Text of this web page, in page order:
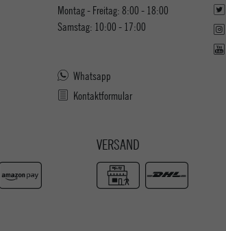
Montag - Freitag: 8:00 - 18:00
Samstag: 10:00 - 17:00
Whatsapp
Kontaktformular
VERSAND